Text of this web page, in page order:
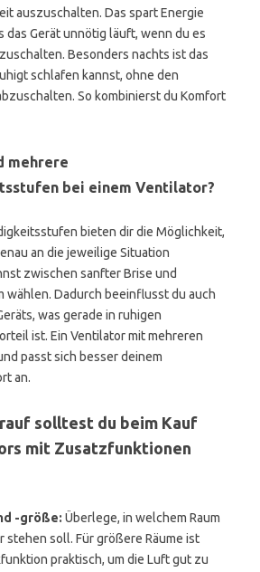
auszuschalten. Das spart Energie
das Gerät unnötig läuft, wenn du es
Besonders nachts ist das
schlafen kannst, ohne den
So kombinierst du Komfort
mehrere
bei einem Ventilator?
bieten dir die Möglichkeit,
an die jeweilige Situation
zwischen sanfter Brise und
wählen. Dadurch beeinflusst du auch
was gerade in ruhigen
ist. Ein Ventilator mit mehreren
passt sich besser deinem
an.
solltest du beim Kauf
mit Zusatzfunktionen
-größe: Überlege, in welchem Raum
stehen soll. Für größere Räume ist
praktisch, um die Luft gut zu